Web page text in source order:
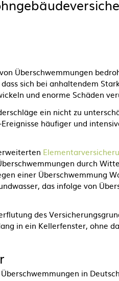
Überschwemmungen
sich bei anhaltendem
und enorme Schäden
ein nicht zu
häufiger und
durch
einer Überschwemmung
das infolge von
des
in ein Kellerfenster, ohne
in